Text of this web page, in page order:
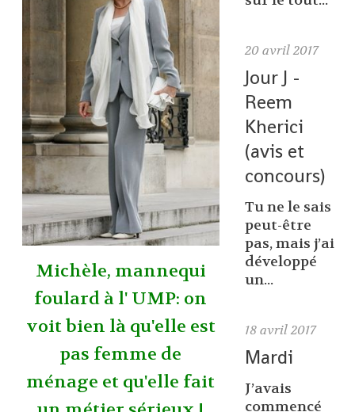
Michèle, mannequi
foulard à l' UMP: on
voit bien là qu'elle est
pas femme de
ménage et qu'elle fait
20 avril 2017
Jour J -
Reem
Kherici
(avis et
concours)
Tu ne le sais
peut-être
pas, mais j’ai
développé
un...
18 avril 2017
Mardi
J’avais
commencé